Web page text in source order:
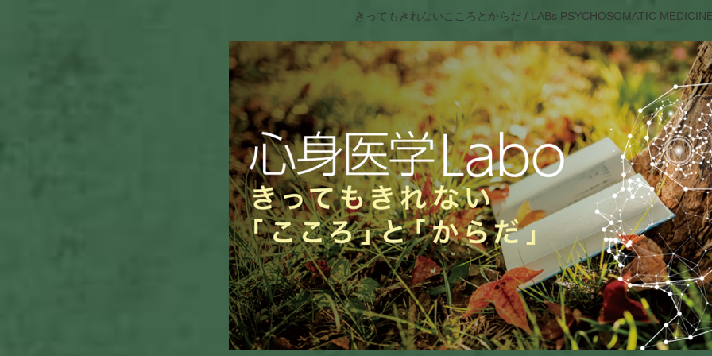
きってもきれないこころとからだ / LABs PSYCHOSOMATIC